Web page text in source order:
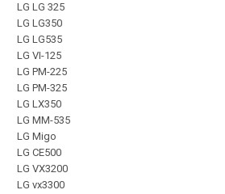
LG LG 325
LG LG350
LG LG535
LG VI-125
LG PM-225
LG PM-325
LG LX350
LG MM-535
LG Migo
LG CE500
LG VX3200
LG vx3300